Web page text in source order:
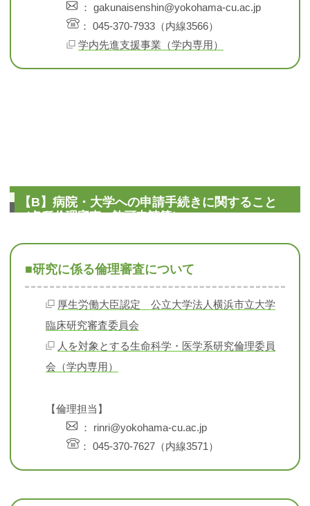
： gakunaisenshin@yokohama-cu.ac.jp
： 045-370-7933（内線3566）
学内先進支援事業（学内専用）
【B】病院・大学への申請手続きに関すること
（各種倫理審査、許可申請等）
■研究に係る倫理審査について
厚生労働大臣認定 公立大学法人横浜市立大学
臨床研究審査委員会
人を対象とする生命科学・医学系研究倫理委員
会（学内専用）
【倫理担当】
： rinri@yokohama-cu.ac.jp
： 045-370-7627（内線3571）